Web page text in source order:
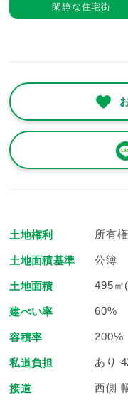
閑静な住宅街
土地権利 所有権
土地面積基準 公簿
土地面積 495㎡
建ぺい率 60%
容積率 200%
私道負担 あり
接道
西側